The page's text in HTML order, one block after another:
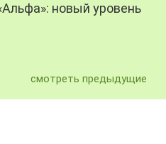
новый уровень
смотреть предыдущие